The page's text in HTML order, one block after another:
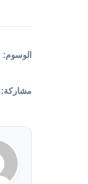
الوسوم:
مشاركة: